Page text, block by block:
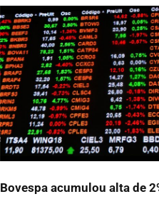
Bovespa acumulou alta de